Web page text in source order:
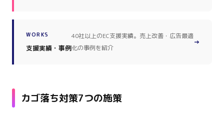
WORKS
支援実績・事例
40社以上のEC支援実績。売上改善・広告最適
化の事例を紹介
→
カゴ落ち対策7つの施策